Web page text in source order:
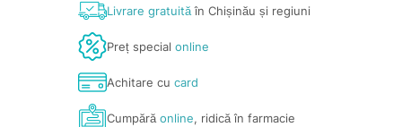
Livrare gratuităîn Chișinău și regiuni
Preț special online
Achitare cu card
Cumpărăonline, ridică în farmacie